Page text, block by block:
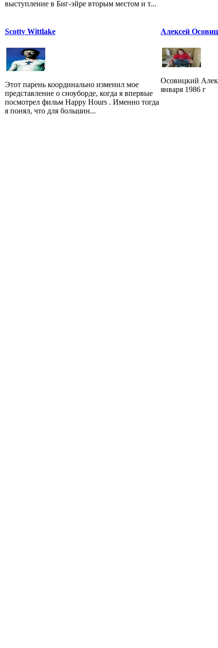
выступление в Биг-эйре вторым местом и т...
Scotty Wittlake
Этот парень координально изменил мое
представление о сноуборде, когда я впервые
посмотрел фильм Happy Hours . Именно тогда
я понял, что для большин...
Алексей
Осовицкий
января 1986 г